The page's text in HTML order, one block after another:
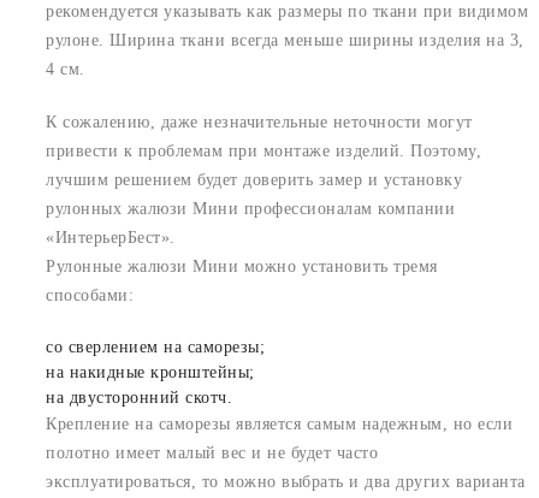
рекомендуется указывать как размеры по ткани при видимом
рулоне. Ширина ткани всегда меньше ширины изделия на 3,
4 см.
К сожалению, даже незначительные неточности могут
привести к проблемам при монтаже изделий. Поэтому,
лучшим решением будет доверить замер и установку
рулонных жалюзи Мини профессионалам компании
«ИнтерьерБест».
Рулонные жалюзи Мини можно установить тремя
способами:
со сверлением на саморезы;
на накидные кронштейны;
на двусторонний скотч.
Крепление на саморезы является самым надежным, но если
полотно имеет малый вес и не будет часто
эксплуатироваться, то можно выбрать и два других варианта